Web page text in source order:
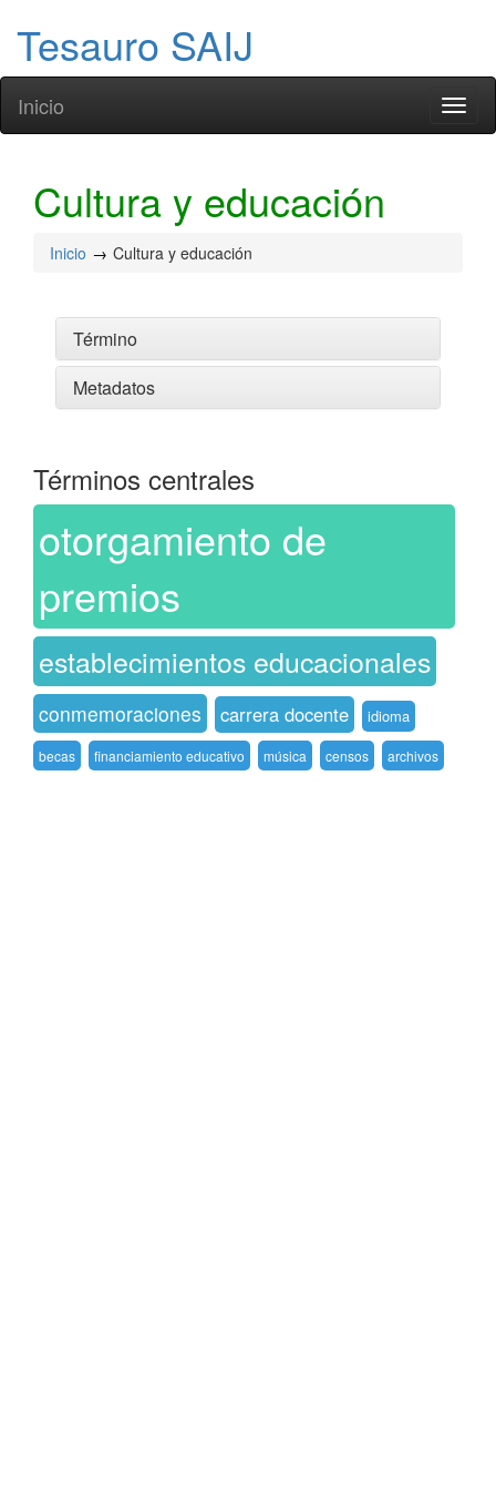
Tesauro SAIJ
Inicio
Cultura y educación
Inicio Cultura y educación
Término
Metadatos
Términos centrales
otorgamiento de
premios
establecimientos educacionales
conmemoraciones carrera docente idioma
becas financiamiento educativo música censos archivos